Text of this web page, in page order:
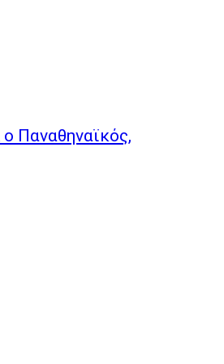
Παναθηναϊκός,